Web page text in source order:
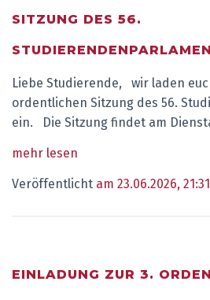
SITZUNG DES 56.
Liebe Studierende, wir laden
ordentlichen Sitzung des 56.
ein. Die Sitzung findet am
mehr lesen
Veröffentlicht am 23.06.2026, 21:31
EINLADUNG ZUR 3.